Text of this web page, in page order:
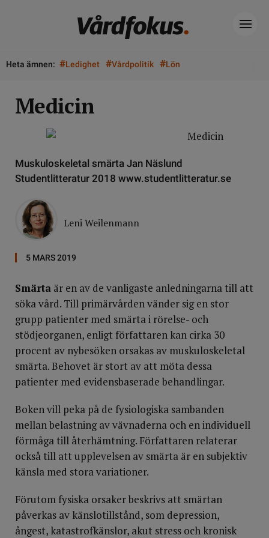
Heta ämnen: #Ledighet #Vårdpolitik #Lön
Medicin
Muskuloskeletal smärta Jan Näslund
Studentlitteratur 2018 www.studentlitteratur.se
Leni Weilenmann
5 MARS 2019
Smärta är en av de vanligaste anledningarna till att
söka vård. Till primärvården vänder sig en stor
grupp patienter med smärta i rörelse- och
stödjeorganen, enligt författaren kan cirka 30
procent av nybesöken orsakas av muskuloskeletal
smärta. Behovet är stort av att möta dessa
patienter med evidensbaserade behandlingar.
Boken vill peka på de fysiologiska sambanden
mellan belastning av vävnaderna och en individuell
förmåga till återhämtning. Författaren relaterar
också till att upplevelsen av smärta är en subjektiv
känsla med stora variationer.
Förutom fysiska orsaker beskrivs att smärtan
påverkas av känslotillstånd, som depression,
ångest, katastrofkänslor, akut stress och kronisk